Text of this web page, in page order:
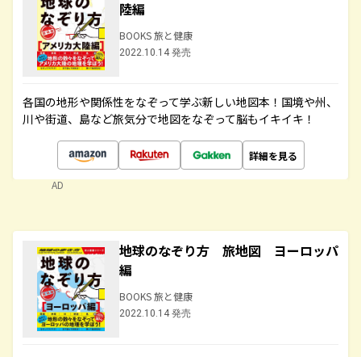
陸編
BOOKS 旅と健康
2022.10.14 発売
各国の地形や関係性をなぞって学ぶ新しい地図本！国境や州、
川や街道、島など旅気分で地図をなぞって脳もイキイキ！
詳細を見る
AD
地球のなぞり方 旅地図 ヨーロッパ
編
BOOKS 旅と健康
2022.10.14 発売